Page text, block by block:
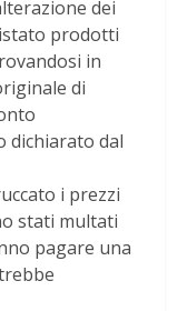
dei
prodotti
in
di
dichiarato dal
i prezzi
stati multati
pagare una